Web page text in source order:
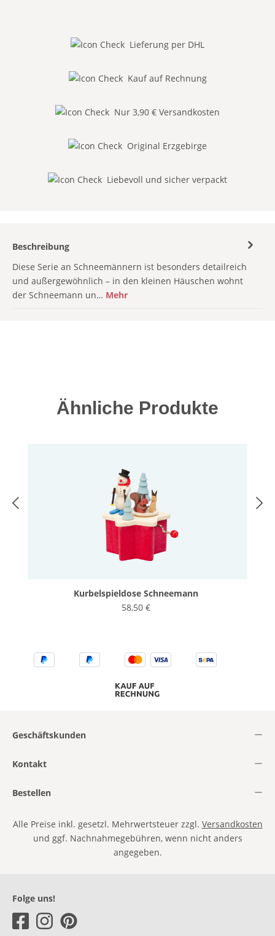
Lieferung per DHL
Kauf auf Rechnung
Nur 3,90 € Versandkosten
Original Erzgebirge
Liebevoll und sicher verpackt
Beschreibung
Diese Serie an Schneemännern ist besonders detailreich
und außergewöhnlich – in den kleinen Häuschen wohnt
der Schneemann un… Mehr
Produktgalerie überspringen
Ähnliche Produkte
Kurbelspieldose Schneemann
58,50 €
Geschäftskunden
Kontakt
Bestellen
Alle Preise inkl. gesetzl. Mehrwertsteuer zzgl. Versandkosten
und ggf. Nachnahmegebühren, wenn nicht anders
angegeben.
Folge uns!